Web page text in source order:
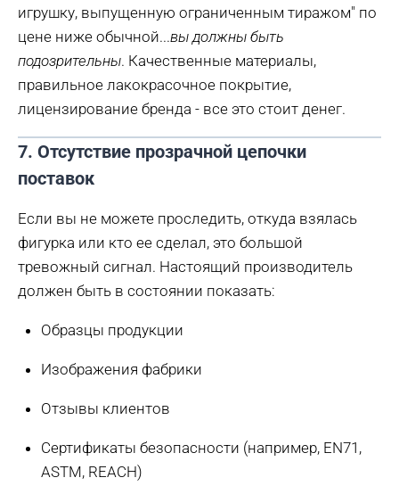
игрушку, выпущенную ограниченным тиражом" по
цене ниже обычной...вы должны быть
подозрительны. Качественные материалы,
правильное лакокрасочное покрытие,
лицензирование бренда - все это стоит денег.
7. Отсутствие прозрачной цепочки
поставок
Если вы не можете проследить, откуда взялась
фигурка или кто ее сделал, это большой
тревожный сигнал. Настоящий производитель
должен быть в состоянии показать:
Образцы продукции
Изображения фабрики
Отзывы клиентов
Сертификаты безопасности (например, EN71,
ASTM, REACH)